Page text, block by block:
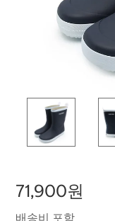
71,900원
배송비 포함